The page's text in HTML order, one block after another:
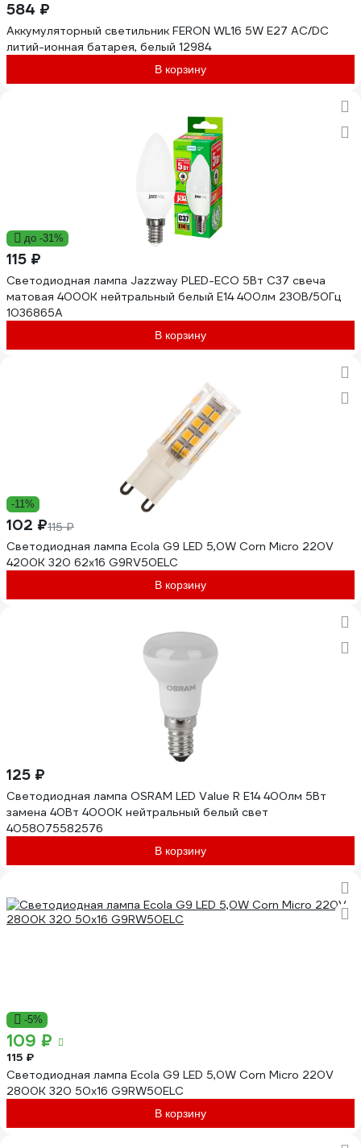
584 ₽
Аккумуляторный светильник FERON WL16 5W Е27 AC/DC
литий-ионная батарея, белый 12984
В корзину
до -31%
115 ₽
Светодиодная лампа Jazzway PLED-ECO 5Вт C37 свеча
матовая 4000К нейтральный белый E14 400лм 230В/50Гц
1036865A
В корзину
-11%
102 ₽115 ₽
Светодиодная лампа Ecola G9 LED 5,0W Corn Micro 220V
4200K 320 62x16 G9RV50ELC
В корзину
125 ₽
Светодиодная лампа OSRAM LED Value R E14 400лм 5Вт
замена 40Вт 4000К нейтральный белый свет
4058075582576
В корзину
-5%
109 ₽
115 ₽
Светодиодная лампа Ecola G9 LED 5,0W Corn Micro 220V
2800K 320 50x16 G9RW50ELC
В корзину